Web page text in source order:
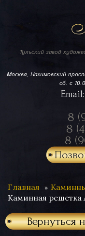
Тульский завод
Москва, Нахимовский
сб. с
Email:
8
8
8
Главная
Каминная решетка
Вернуться